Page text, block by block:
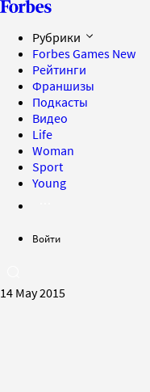
Рубрики
Forbes Games New
Рейтинги
Франшизы
Подкасты
Видео
Life
Woman
Sport
Young
Войти
14 May 2015